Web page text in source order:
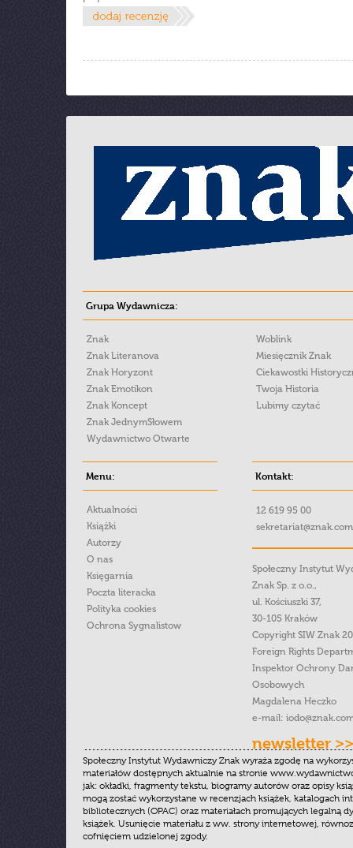
Grupa Wydawnicza:
Znak
Znak Literanova
Znak Horyzont
Znak Emotikon
Znak Koncept
Znak JednymSłowem
Wydawnictwo Otwarte
Woblink
Miesięcznik Znak
Ciekawostki
Twoja Historia
Lubimy czytać
Menu:
Aktualności
Książki
Autorzy
O nas
Księgarnia
Poczta literacka
Polityka cookies
Ochrona Sygnalistow
Kontakt:
12 619 95 00
Społeczny Instytut
Znak Sp. z o.o.,
ul. Kościuszki 37,
30-105 Kraków
Copyright SIW Znak
Foreign Rights
Inspektor Ochrony
Osobowych
Magdalena Heczko
e-mail:
newsletter >>
Społeczny Instytut Wydawniczy Znak wyraża zgodę na
materiałów dostępnych aktualnie na stronie
jak: okładki, fragmenty tekstu, biogramy autorów oraz opisy
mogą zostać wykorzystane w recenzjach książek, katalogach
bibliotecznych (OPAC) oraz materiałach promujących legalną
książek. Usunięcie materiału z ww. strony internetowej,
cofnięciem udzielonej zgody.